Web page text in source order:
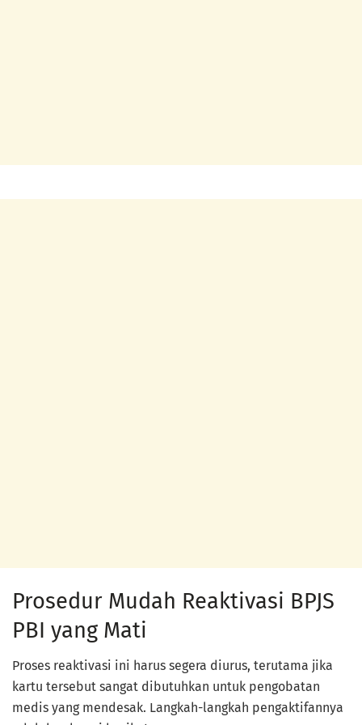
Prosedur Mudah Reaktivasi BPJS
PBI yang Mati
Proses reaktivasi ini harus segera diurus, terutama jika
kartu tersebut sangat dibutuhkan untuk pengobatan
medis yang mendesak. Langkah-langkah pengaktifannya